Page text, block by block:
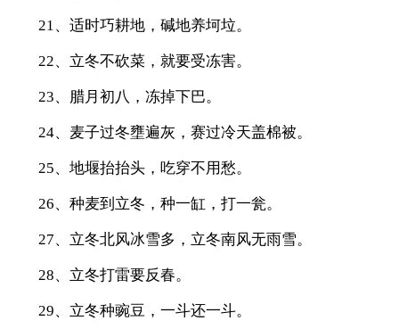
21、适时巧耕地，碱地养坷垃。
22、立冬不砍菜，就要受冻害。
23、腊月初八，冻掉下巴。
24、麦子过冬壅遍灰，赛过冷天盖棉被。
25、地堰抬抬头，吃穿不用愁。
26、种麦到立冬，种一缸，打一瓮。
27、立冬北风冰雪多，立冬南风无雨雪。
28、立冬打雷要反春。
29、立冬种豌豆，一斗还一斗。